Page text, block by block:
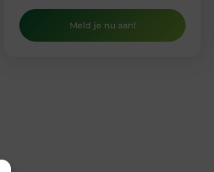
Meld je nu aan!